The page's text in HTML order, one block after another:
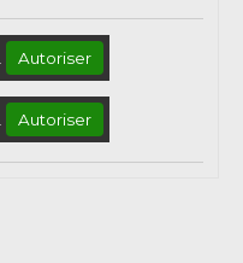
Autoriser
Autoriser